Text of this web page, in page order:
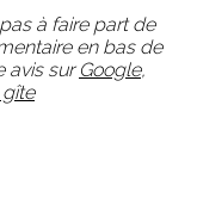
à faire part de
en bas de
avis sur Google,